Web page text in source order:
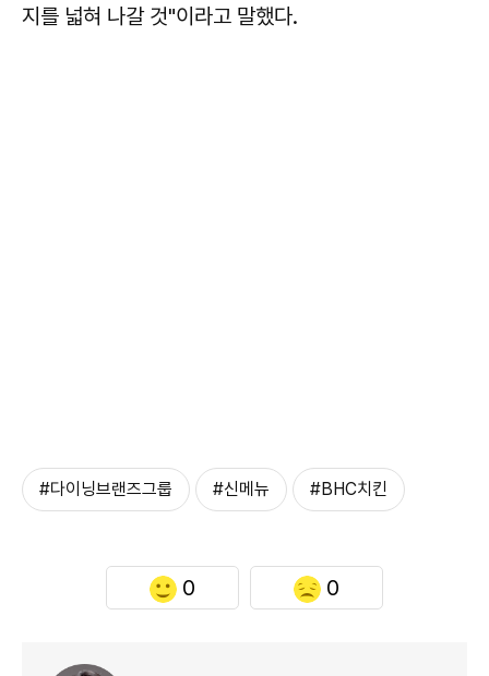
지를 넓혀 나갈 것"이라고 말했다.
#다이닝브랜즈그룹 #신메뉴 #BHC치킨
0 0